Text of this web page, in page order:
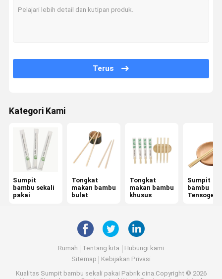
Sumpit gaya Jepang
Tongkat makan yang dibungkus secara individual
Bamboo Skewers
BBQ Bamboo Stick
Sendok Garpu Bambu Sekali Pakai
Kotak makan siang sekali pakai
Sikat Gigi Bambu
Sikat Gigi Bambu Bulu Halus
Sisir Rambut Bambu
Terus
Kategori Kami
Sumpit
bambu sekali
pakai
Tongkat
makan bambu
bulat
Tongkat
makan bambu
khusus
Sumpit
bambu
Tensoge
Rumah Tentang kita
Hubungi kami
Sitemap
Kebijakan Privasi
Kualitas Sumpit bambu sekali pakai Pabrik cina.Copyright © 2026